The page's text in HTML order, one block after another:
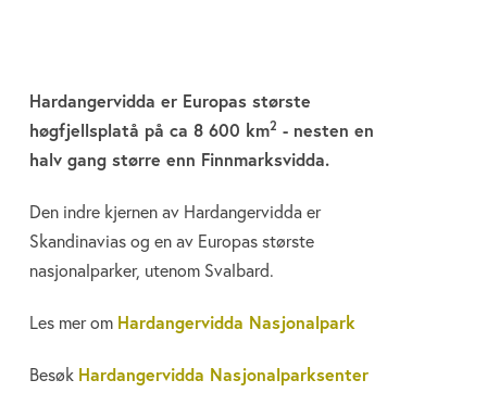
Hardangervidda er Europas største
høgfjellsplatå på ca 8 600 km2 - nesten en
halv gang større enn Finnmarksvidda.
Den indre kjernen av Hardangervidda er
Skandinavias og en av Europas største
nasjonalparker, utenom Svalbard.
Les mer om Hardangervidda Nasjonalpark
Besøk Hardangervidda Nasjonalparksenter